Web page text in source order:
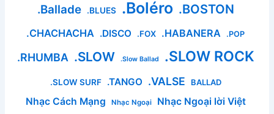
.Ballade .BLUES .Boléro .BOSTON
.CHACHACHA .DISCO .FOX .HABANERA .POP
.RHUMBA .SLOW .Slow Ballad .SLOW ROCK
.SLOW SURF .TANGO .VALSE BALLAD
Nhạc Cách Mạng Nhạc Ngoại Nhạc Ngoại lời Việt